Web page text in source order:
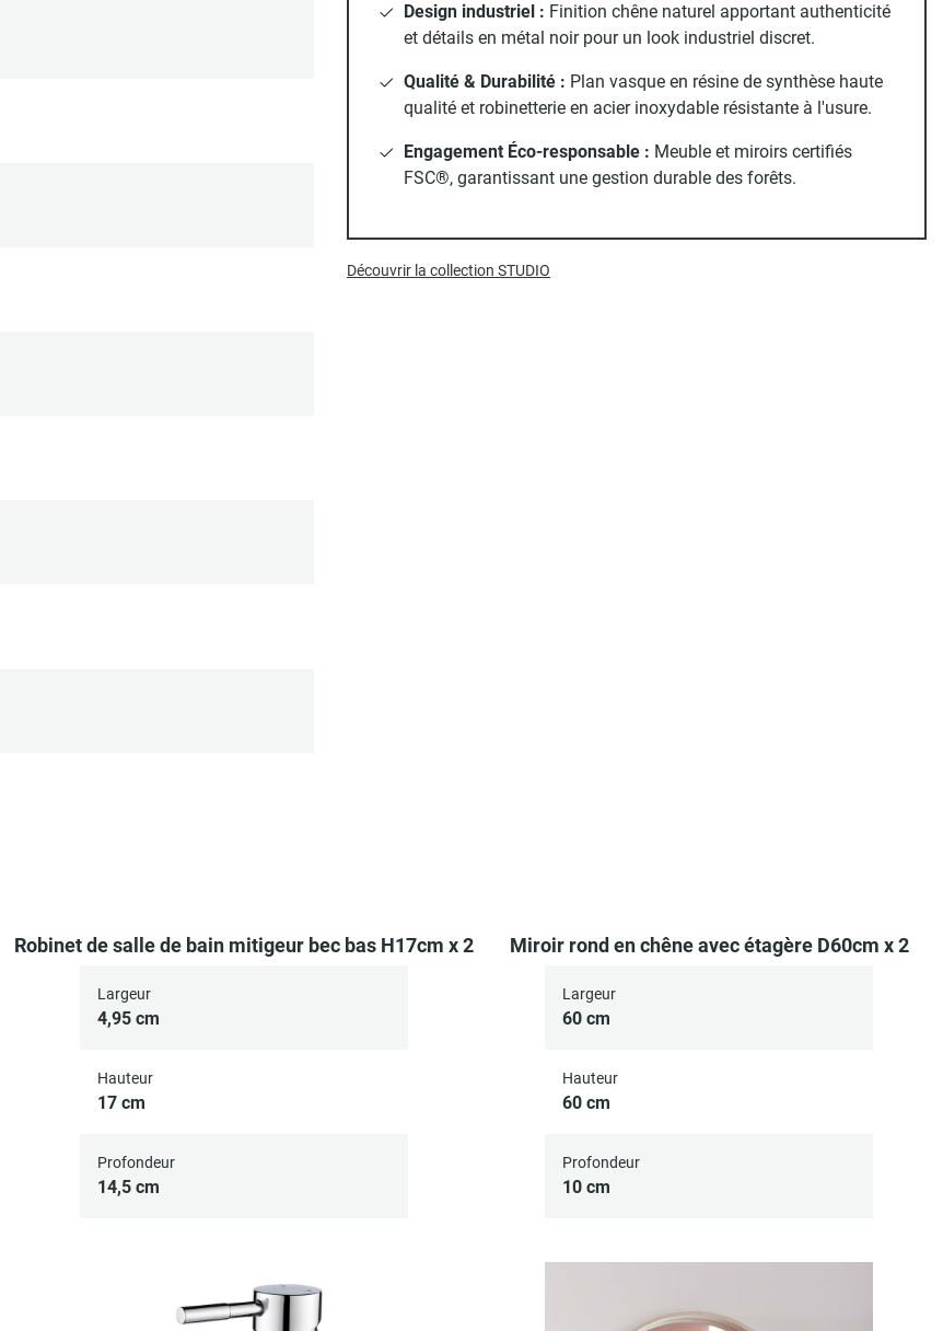
Design industriel : Finition chêne naturel apportant authenticité
et détails en métal noir pour un look industriel discret.
Qualité & Durabilité : Plan vasque en résine de synthèse haute
qualité et robinetterie en acier inoxydable résistante à l'usure.
Engagement Éco-responsable : Meuble et miroirs certifiés
FSC®, garantissant une gestion durable des forêts.
Découvrir la collection STUDIO
Robinet de salle de bain mitigeur bec bas H17cm x 2
Largeur
4,95 cm
Hauteur
17 cm
Profondeur
14,5 cm
Miroir rond en chêne avec étagère D60cm x 2
Largeur
60 cm
Hauteur
60 cm
Profondeur
10 cm